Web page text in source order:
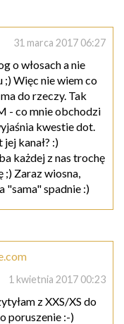
31 marca 2017 06:27
o włosach a nie
;) Więc nie wiem co
do rzeczy. Tak
- co mnie obchodzi
kwestie dot.
kanał? :)
każdej z nas trochę
;) Zaraz wiosna,
"sama" spadnie :)
1 kwietnia 2017 00:23
z XXS/XS do
poruszenie :-)